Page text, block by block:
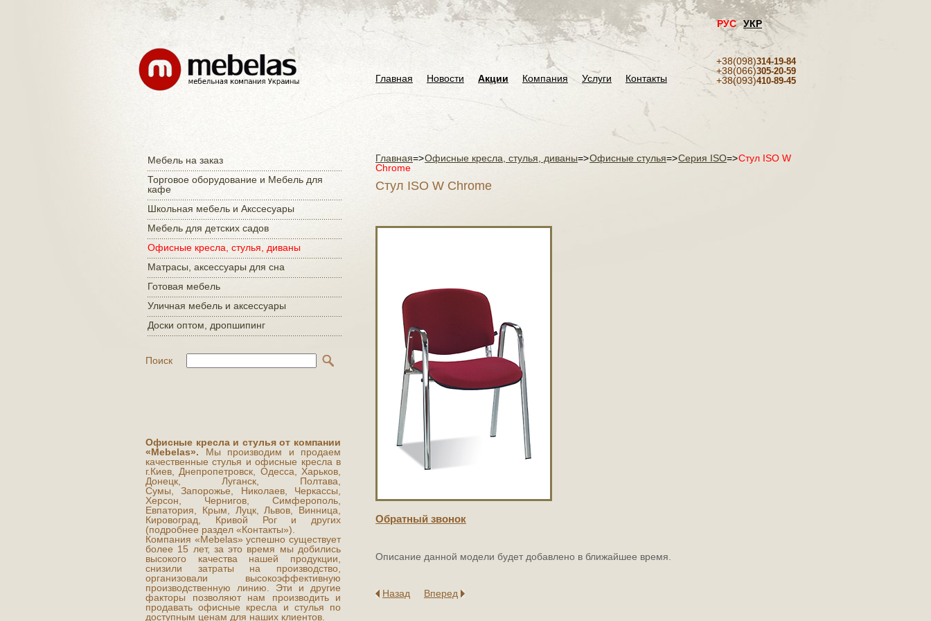
РУС УКР
Главная Новости Акции Компания Услуги Контакты
+38(098)314-19-84
+38(066)305-20-59
+38(093)410-89-45
Мебель на заказ
Торговое оборудование и Мебель для
кафе
Школьная мебель и Акссесуары
Мебель для детских садов
Офисные кресла, стулья, диваны
Матраcы, аксессуары для сна
Готовая мебель
Уличная мебель и аксессуары
Доски оптом, дропшипинг
Поиск
Офисные кресла и стулья от компании
«Mebelas». Мы производим и продаем
качественные стулья и офисные кресла в
г.Киев, Днепропетровск, Одесса, Харьков,
Донецк, Луганск, Полтава,
Сумы, Запорожье, Николаев, Черкассы,
Херсон, Чернигов, Симферополь,
Евпатория, Крым, Луцк, Львов, Винница,
Кировоград, Кривой Рог и других
(подробнее раздел «Контакты»).
Компания «Mebelas» успешно существует
более 15 лет, за это время мы добились
высокого качества нашей продукции,
снизили затраты на производство,
организовали высокоэффективную
производственную линию. Эти и другие
факторы позволяют нам производить и
продавать офисные кресла и стулья по
доступным ценам для наших клиентов.
Главная=>Офисные кресла, стулья, диваны=>Офисные стулья=>Серия ISO=>Стул ISO W
Chrome
Стул ISO W Chrome
Обратный звонок
Описание данной модели будет добавлено в ближайшее время.
Назад Вперед